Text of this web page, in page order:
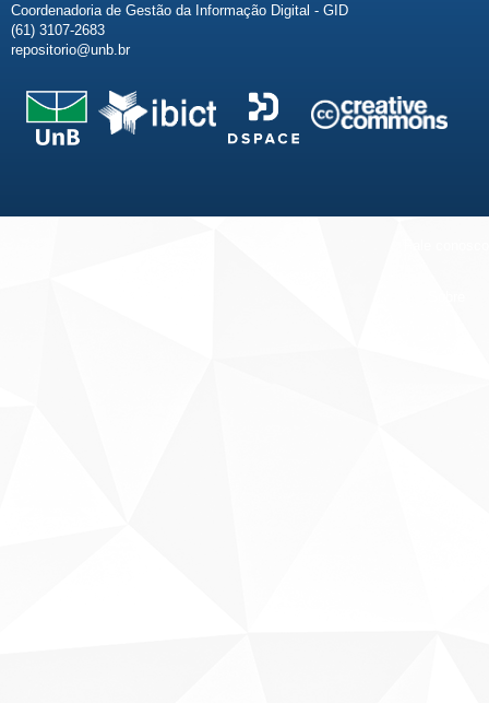
Coordenadoria de Gestão da Informação Digital - GID
(61) 3107-2683
repositorio@unb.br